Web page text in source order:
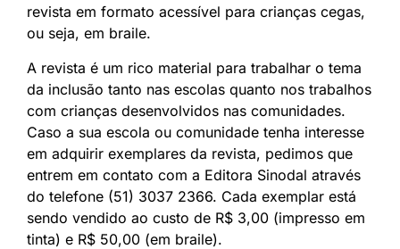
revista em formato acessível para crianças cegas,
ou seja, em braile.
A revista é um rico material para trabalhar o tema
da inclusão tanto nas escolas quanto nos trabalhos
com crianças desenvolvidos nas comunidades.
Caso a sua escola ou comunidade tenha interesse
em adquirir exemplares da revista, pedimos que
entrem em contato com a Editora Sinodal através
do telefone (51) 3037 2366. Cada exemplar está
sendo vendido ao custo de R$ 3,00 (impresso em
tinta) e R$ 50,00 (em braile).